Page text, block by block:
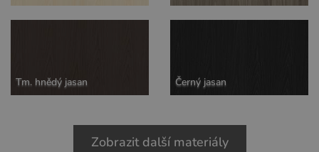
Tm. hnědý jasan Černý jasan
Zobrazit další materiály